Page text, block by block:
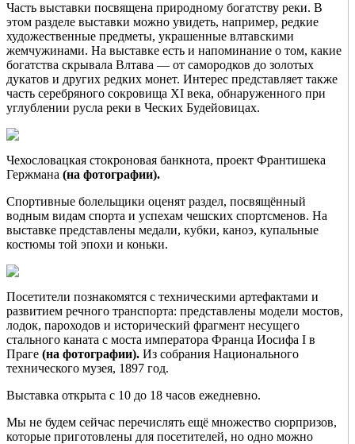
Часть выставки посвящена природному богатству реки. В
этом разделе выставки можно увидеть, например, редкие
художественные предметы, украшенные влтавскими
жемчужинами. На выставке есть и напоминание о том, какие
богатства скрывала Влтава — от самородков до золотых
дукатов и других редких монет. Интерес представляет также
часть серебряного сокровища XI века, обнаруженного при
углублении русла реки в Ческих Будейовицах.
Чехословацкая стокроновая банкнота, проект Франтишека
Гержмана (на фотографии).
Спортивные болельщики оценят раздел, посвящённый
водным видам спорта и успехам чешских спортсменов. На
выставке представлены медали, кубки, каноэ, купальные
костюмы той эпохи и коньки.
Посетители познакомятся с техническими артефактами и
развитием речного транспорта: представлены модели мостов,
лодок, пароходов и исторический фрагмент несущего
стального каната с моста императора Франца Иосифа I в
Праге (на фотографии). Из собрания Национального
технического музея, 1897 год.
Выставка открыта с 10 до 18 часов ежедневно.
Мы не будем сейчас перечислять ещё множество сюрпризов,
которые приготовлены для посетителей, но одно можно